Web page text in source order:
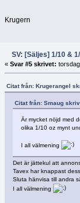
Krugern
SV: [Säljes] 1/10 &
« Svar #5 skrivet:
Citat från: Krugerangel
Citat från: Smaug
Är mycket nöjd med
olika 1/10 oz mynt
I all välmening
Det är jättekul att
Tavex har knappast
Sluta hänvisa till andra
I all välmening